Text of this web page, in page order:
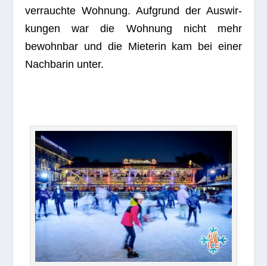
ver­rauchte Woh­nung. Auf­grund der Aus­wir­
kun­gen war die Woh­nung nicht mehr
bewohn­bar und die Mie­te­rin kam bei einer
Nach­ba­rin unter.